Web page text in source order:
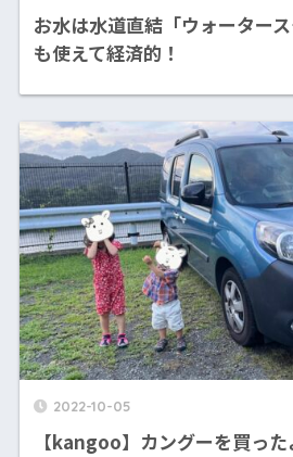
お水は水道直結「ウォーター
も使えて経済的！
2022-10-05
【kangoo】カングーを買った